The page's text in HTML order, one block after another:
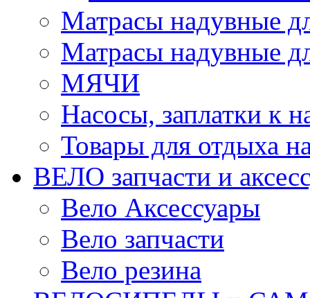
Матрасы надувные
Матрасы надувные
МЯЧИ
Насосы, заплатки к
Товары для отдыха
ВЕЛО запчасти и
Вело Аксессуары
Вело запчасти
Вело резина